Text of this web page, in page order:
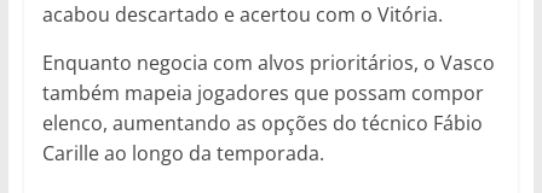
acabou descartado e acertou com o Vitória.
Enquanto negocia com alvos prioritários, o Vasco
também mapeia jogadores que possam compor
elenco, aumentando as opções do técnico Fábio
Carille ao longo da temporada.